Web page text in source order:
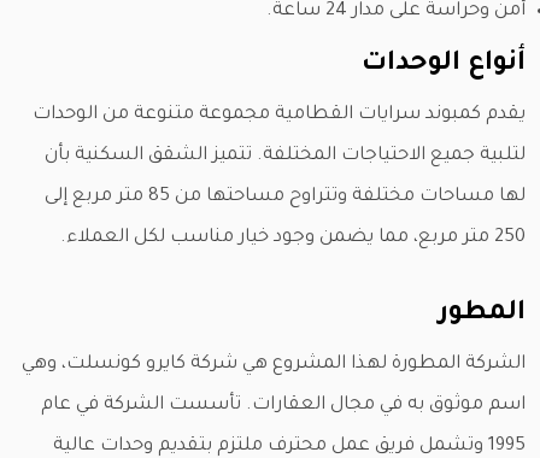
أمن وحراسة على مدار 24 ساعة.
أنواع الوحدات
يقدم كمبوند سرايات القطامية مجموعة متنوعة من الوحدات
لتلبية جميع الاحتياجات المختلفة. تتميز الشقق السكنية بأن
لها مساحات مختلفة وتتراوح مساحتها من 85 متر مربع إلى
250 متر مربع، مما يضمن وجود خيار مناسب لكل العملاء.
المطور
الشركة المطورة لهذا المشروع هي شركة كايرو كونسلت، وهي
اسم موثوق به في مجال العقارات. تأسست الشركة في عام
1995 وتشمل فريق عمل محترف ملتزم بتقديم وحدات عالية